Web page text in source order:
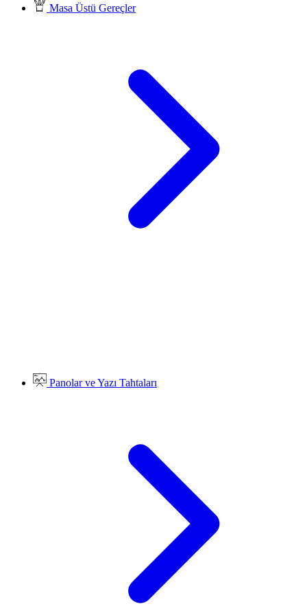
Masa Üstü Gereçler
Panolar ve Yazı Tahtaları